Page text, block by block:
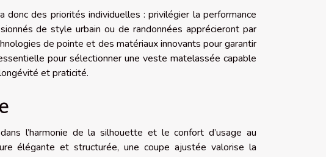
des priorités individuelles : privilégier la performance
de style urbain ou de randonnées apprécieront par
de pointe et des matériaux innovants pour garantir
pour sélectionner une veste matelassée capable
et praticité.
l’harmonie de la silhouette et le confort d’usage au
élégante et structurée, une coupe ajustée valorise la